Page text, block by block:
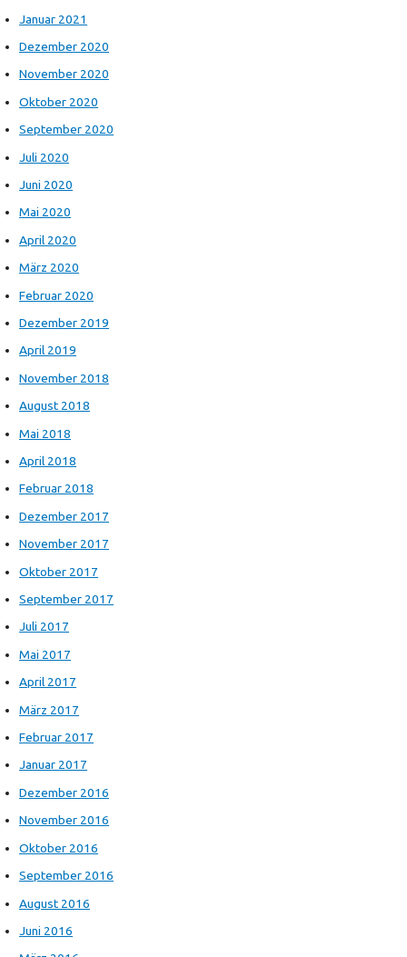
Januar 2021
Dezember 2020
November 2020
Oktober 2020
September 2020
Juli 2020
Juni 2020
Mai 2020
April 2020
März 2020
Februar 2020
Dezember 2019
April 2019
November 2018
August 2018
Mai 2018
April 2018
Februar 2018
Dezember 2017
November 2017
Oktober 2017
September 2017
Juli 2017
Mai 2017
April 2017
März 2017
Februar 2017
Januar 2017
Dezember 2016
November 2016
Oktober 2016
September 2016
August 2016
Juni 2016